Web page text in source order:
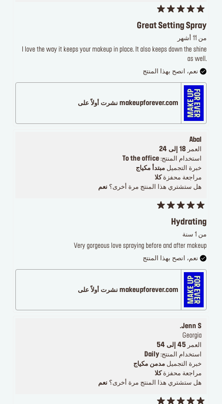
Great Setting Spray
من 11 أشهر
I love the way it keeps your makeup in place. It also keeps down the shine
as well.
نعم، انصح بهذا المنتج
makeupforever.com نشرت أولاً على
Abal
العمر 18 إلى 24
استخدام المنتج: To the office
خبرة التجميل مبتدأ مكياج
مراجعة محفزةكلا
هل ستشتري هذا المنتج مرة أخرى؟ نعم
Hydrating
من 1 سنة
Very gorgeous love spraying before and after makeup
نعم، انصح بهذا المنتج
makeupforever.com نشرت أولاً على
Jenn S.
Georgia
العمر 45 إلى 54
استخدام المنتج: Daily
خبرة التجميل مدمن مكياج
مراجعة محفزة كلا
هل ستشتري هذا المنتج مرة أخرى؟ نعم